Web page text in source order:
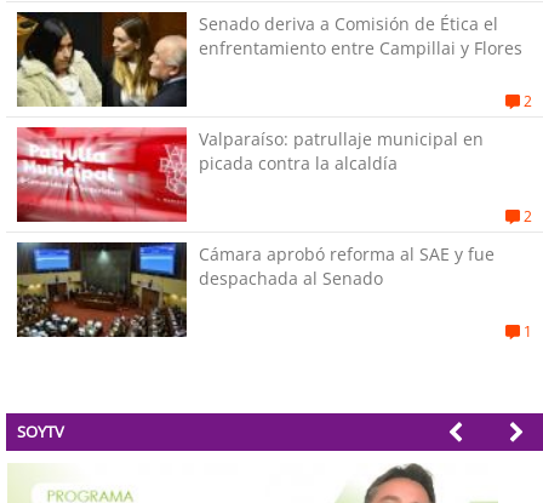
Senado deriva a Comisión de Ética el
enfrentamiento entre Campillai y Flores
2
Valparaíso: patrullaje municipal en
picada contra la alcaldía
2
Cámara aprobó reforma al SAE y fue
despachada al Senado
1
SOYTV